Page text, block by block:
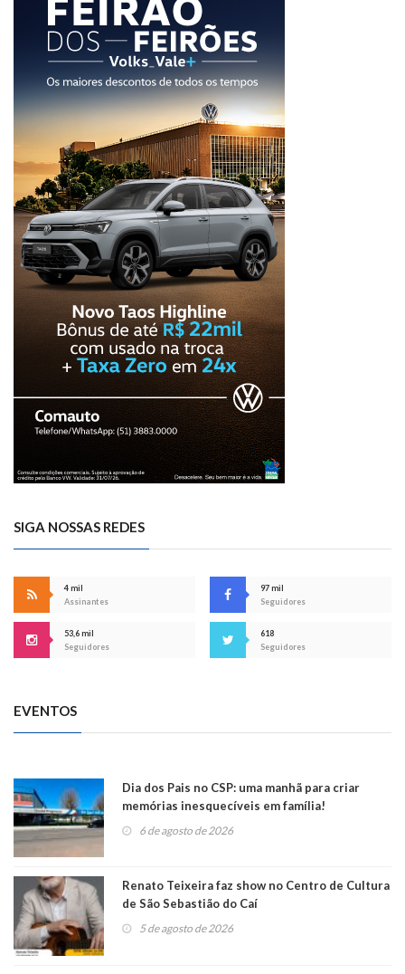
SIGA NOSSAS REDES
4 mil
Assinantes
97 mil
Seguidores
53,6 mil
Seguidores
618
Seguidores
EVENTOS
Dia dos Pais no CSP: uma manhã para criar
memórias inesquecíveis em família!
6 de agosto de 2026
Renato Teixeira faz show no Centro de Cultura
de São Sebastião do Caí
5 de agosto de 2026